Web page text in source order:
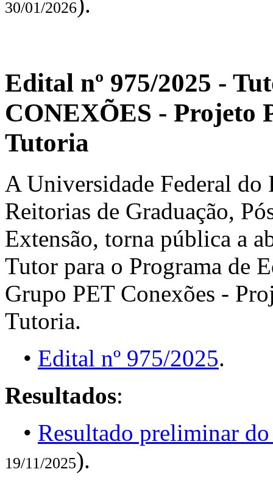
30/01/2026
Edital nº 975/2025 -
CONEXÕES - Projeto
Tutoria
A Universidade Federal do
Reitorias de Graduação,
Extensão, torna pública a
Tutor para o Programa de
Grupo PET Conexões -
Tutoria.
• Edital nº 975/2025.
Resultados:
• Resultado preliminar
19/11/2025).